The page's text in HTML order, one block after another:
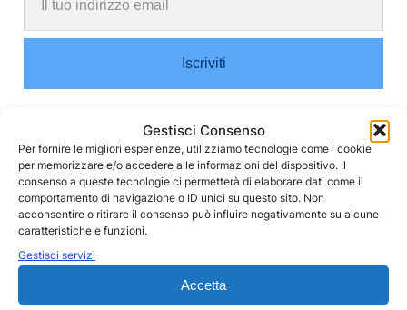
Gestisci Consenso
Per fornire le migliori esperienze, utilizziamo tecnologie come i cookie
per memorizzare e/o accedere alle informazioni del dispositivo. Il
consenso a queste tecnologie ci permetterà di elaborare dati come il
comportamento di navigazione o ID unici su questo sito. Non
acconsentire o ritirare il consenso può influire negativamente su alcune
caratteristiche e funzioni.
Gestisci servizi
Accetta
ByFood&Viaggi
Diario 2020 fotografia viaggio Italia Toscana